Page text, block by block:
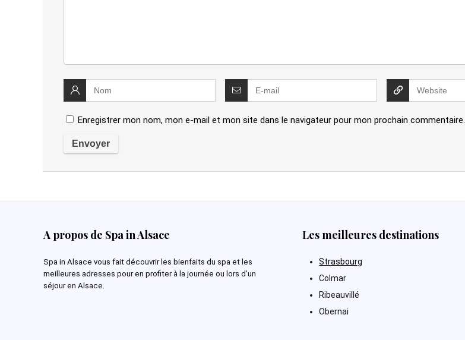
Enregistrer mon nom, mon e-mail et mon site dans le navigateur pour mon prochain commentaire.
A propos de Spa in Alsace
Spa in Alsace vous fait découvrir les bienfaits du spa et les
meilleures adresses pour en profiter à la journée ou lors d’un
séjour en Alsace.
Les meilleures destinations
Strasbourg
Colmar
Ribeauvillé
Obernai